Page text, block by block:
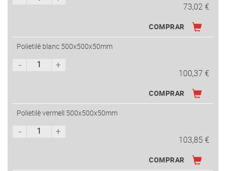
73,02 €
COMPRAR
Polietilè blanc 500x500x50mm
100,37 €
COMPRAR
Polietilè vermell 500x500x50mm
103,85 €
COMPRAR